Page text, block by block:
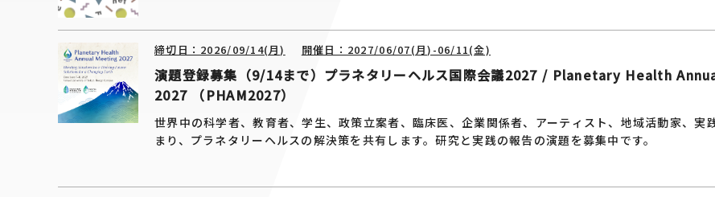
締切日：2026/09/14(月) 開催日：2027/06/07(月)-06/11(金)
演題登録募集（9/14まで）プラネタリーヘルス国際会議2027 / Planetary Health
2027 （PHAM2027）
世界中の科学者、教育者、学生、政策立案者、臨床医、企業関係者、アーティスト、地域活動家、実
まり、プラネタリーヘルスの解決策を共有します。研究と実践の報告の演題を募集中です。